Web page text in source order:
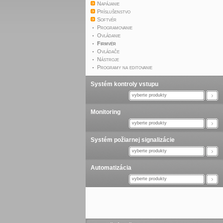
Napájanie
Príslušenstvo
Softvér
Programovanie
Ovládanie
Firmvér
Ovládače
Nástroje
Programy na editovanie
Systém kontroly vstupu
vyberte produkty
Monitoring
vyberte produkty
Systém požiarnej signalizácie
vyberte produkty
Automatizácia
vyberte produkty